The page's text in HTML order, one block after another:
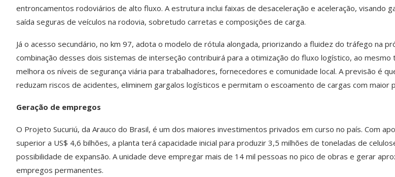
entroncamentos rodoviários de alto fluxo. A estrutura inclui faixas de desaceleração e aceleração, visando
saída seguras de veículos na rodovia, sobretudo carretas e composições de carga.
Já o acesso secundário, no km 97, adota o modelo de rótula alongada, priorizando a fluidez do tráfego na
combinação desses dois sistemas de interseção contribuirá para a otimização do fluxo logístico, ao mesmo
melhora os níveis de segurança viária para trabalhadores, fornecedores e comunidade local. A previsão é
reduzam riscos de acidentes, eliminem gargalos logísticos e permitam o escoamento de cargas com maior
Geração de empregos
O Projeto Sucuriú, da Arauco do Brasil, é um dos maiores investimentos privados em curso no país. Com
superior a US$ 4,6 bilhões, a planta terá capacidade inicial para produzir 3,5 milhões de toneladas de
possibilidade de expansão. A unidade deve empregar mais de 14 mil pessoas no pico de obras e gerar
empregos permanentes.